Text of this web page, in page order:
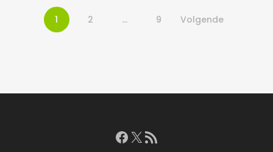
1 2 … 9 Volgende
Facebook
X RSS feed